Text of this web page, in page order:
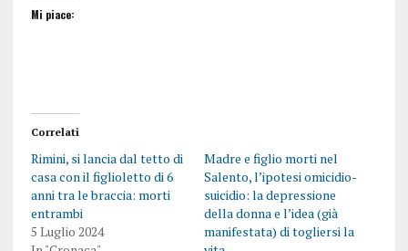
Mi piace:
Correlati
Rimini, si lancia dal tetto di
casa con il figlioletto di 6
anni tra le braccia: morti
entrambi
5 Luglio 2024
Madre e figlio morti nel
Salento, l’ipotesi omicidio-
suicidio: la depressione
della donna e l’idea (già
manifestata) di togliersi la